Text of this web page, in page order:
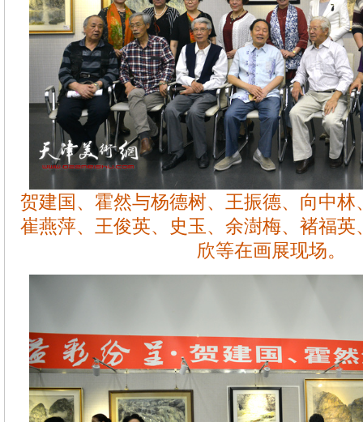
贺建国、霍然与杨德树、王振德、向中
崔燕萍、王俊英、史玉、余澍梅、褚福
欣等在画展现场。